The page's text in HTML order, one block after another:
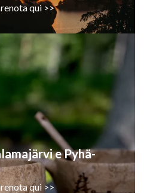
qui >>
e Pyhä-
qui >>